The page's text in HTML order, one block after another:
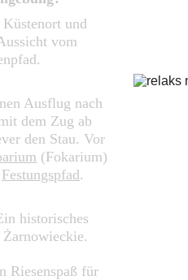
und
vom
Ausflug nach
dem Zug ab
den Stau. Vor
(Fokarium)
Festungspfad.
historisches
Riesenspaß für